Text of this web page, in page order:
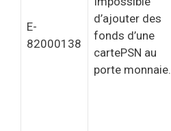
E-
82000138
d’ajouter des
fonds d’une
cartePSN au
porte monnaie.